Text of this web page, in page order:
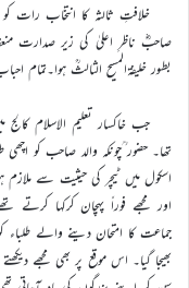
خلافتِ ثالثہ کا انتخاب رات کو
صاحبؓ ناظرِ اعلیٰ کی زیر صدارت
بطور خلیفۃالمسیح الثالثؒ
تھا۔ حضور ؒچونکہ والد صاحب کو
اسکول میں ٹیچر کی حیثیت سے
جماعت کا امتحان دینے والے
بھیجا گیا۔ اس موقع پر بھی مجھے